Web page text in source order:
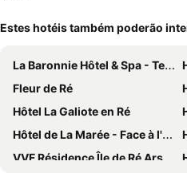
Estes hotéis também poderão
La Baronnie Hôtel & Spa - Teritoria
Fleur de Ré
Hôtel La Galiote en Ré
Hôtel de La Marée - Face à l'océan - Ile de Ré
VVF Résidence Île de Ré Ars-en-Ré